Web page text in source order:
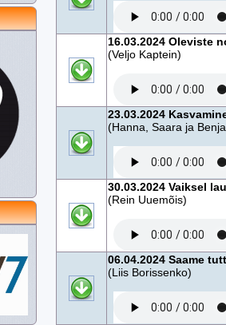
16.03.2024 Oleviste
(Veljo Kaptein)
23.03.2024
(Hanna, Saara ja
30.03.2024 Vaiksel
(Rein Uuemõis)
06.04.2024 Saame
(Liis Borissenko)